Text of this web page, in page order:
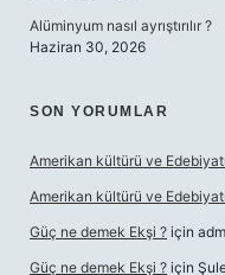
Alüminyum nasıl ayrıştırılır ?
Haziran 30, 2026
SON YORUMLAR
Amerikan kültürü ve
Amerikan kültürü ve
Güç ne demek Ekşi ? için
Güç ne demek Ekşi ? için